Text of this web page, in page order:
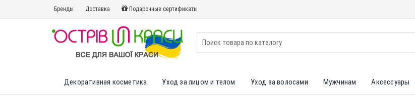
Бренды Доставка Подарочные сертификаты
Декоративная косметика Уход за лицом и телом Уход за волосами Мужчинам Аксессуары